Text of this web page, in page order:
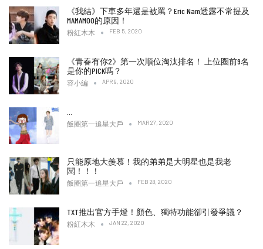
《我結》下車多年還是被罵？Eric Nam透露不常提及
MAMAMOO的原因！
粉紅木木 FEB 5, 2020
《青春有你2》第一次順位淘汰排名！ 上位圈前9名
是你的PICK嗎？
容小編 APR 9, 2020
飯圈第一追星大戶 MAR 27, 2020
只能原地大羨慕！我的弟弟是大明星也是我老
闆！！！
飯圈第一追星大戶 FEB 28, 2020
TXT推出官方手燈！顏色、獨特功能卻引發爭議？
粉紅木木 JAN 22, 2020